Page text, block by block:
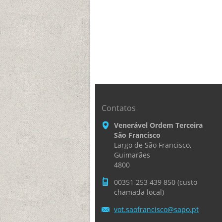
Contatos
Venerável Ordem Terceira
São Francisco
Largo de São Francisco,
Guimarães
4800
00351 253 439 850 (custo
chamada local)
vot.saofrancisco@sapo.pt